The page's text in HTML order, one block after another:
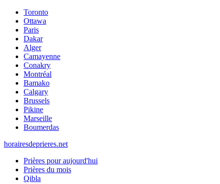
Toronto
Ottawa
Paris
Dakar
Alger
Camayenne
Conakry
Montréal
Bamako
Calgary
Brussels
Pikine
Marseille
Boumerdas
horairesdeprieres.net
Prières pour aujourd'hui
Prières du mois
Qibla